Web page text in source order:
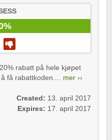
rabatt på hele kjøpet
få rabattkoden.... mer ››
Created: 13. april 2017
Expires: 17. april 2017